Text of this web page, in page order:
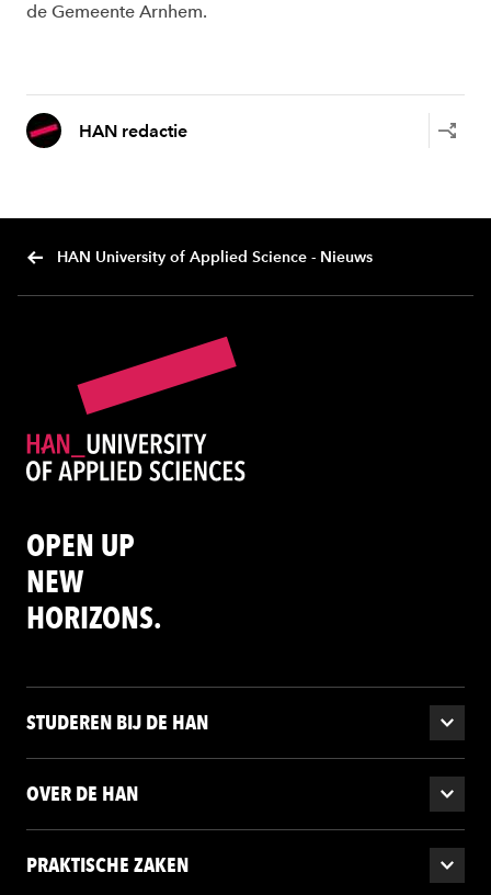
de Gemeente Arnhem.
HAN redactie
HAN University of Applied Science - Nieuws
OPEN UP
NEW
HORIZONS.
STUDEREN BIJ DE HAN
OVER DE HAN
PRAKTISCHE ZAKEN